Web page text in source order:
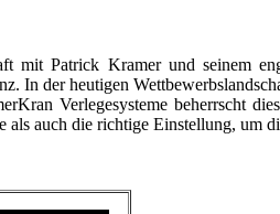
mit Patrick Kramer und seinem
In der heutigen
Verlegesysteme beherrscht
auch die richtige Einstellung, um